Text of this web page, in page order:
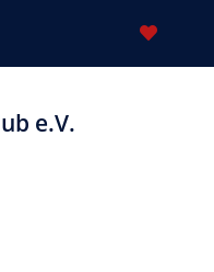

e.V.